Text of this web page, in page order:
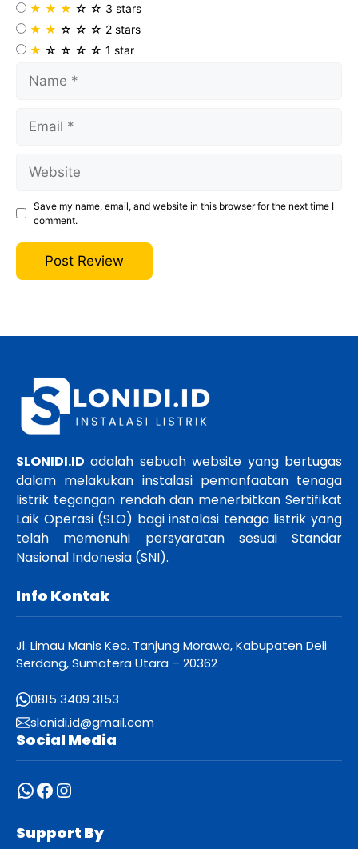
★ ★ ★ ☆ ☆ 3 stars
★ ★ ☆ ☆ ☆ 2 stars
★ ☆ ☆ ☆ ☆ 1 star
Save my name, email, and website in this browser for the next time I
comment.
SLONIDI.ID adalah sebuah website yang bertugas
dalam melakukan instalasi pemanfaatan tenaga
listrik tegangan rendah dan menerbitkan Sertifikat
Laik Operasi (SLO) bagi instalasi tenaga listrik yang
telah memenuhi persyaratan sesuai Standar
Nasional Indonesia (SNI).
Info Kontak
Jl. Limau Manis Kec. Tanjung Morawa, Kabupaten Deli
Serdang, Sumatera Utara – 20362
0815 3409 3153
slonidi.id@gmail.com
Social Media
WhatsApp
Facebook
Instagram
Support By